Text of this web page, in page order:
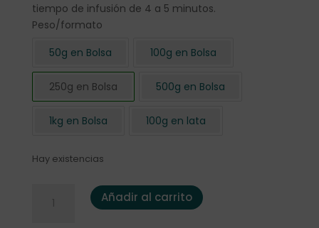
tiempo de infusión de 4 a 5 minutos.
Peso/formato
50g en Bolsa
100g en Bolsa
250g en Bolsa 500g en Bolsa
1kg en Bolsa 100g en lata
Hay existencias
Té Negro al Chocolate Irlandés 250 gr cantidad
Añadir al carrito